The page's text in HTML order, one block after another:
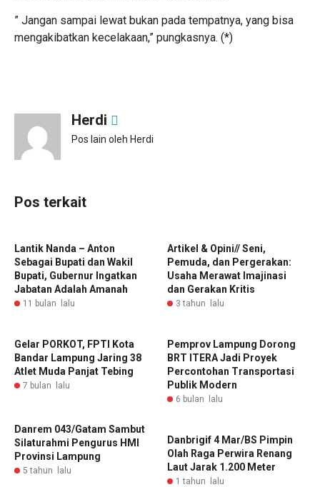
” Jangan sampai lewat bukan pada tempatnya, yang bisa
mengakibatkan kecelakaan,” pungkasnya. (*)
Herdi
Pos lain oleh Herdi
Pos terkait
‎Lantik Nanda – Anton
Sebagai Bupati dan Wakil
Bupati, Gubernur Ingatkan
Jabatan Adalah Amanah
11 bulan lalu
Artikel & Opini// Seni,
Pemuda, dan Pergerakan:
Usaha Merawat Imajinasi
dan Gerakan Kritis
3 tahun lalu
‎Gelar PORKOT, FPTI Kota
Bandar Lampung Jaring 38
Atlet Muda Panjat Tebing ‎
7 bulan lalu
Pemprov Lampung Dorong
BRT ITERA Jadi Proyek
Percontohan Transportasi
Publik Modern
6 bulan lalu
Danrem 043/Gatam Sambut
Silaturahmi Pengurus HMI
Provinsi Lampung
5 tahun lalu
Danbrigif 4 Mar/BS Pimpin
Olah Raga Perwira Renang
Laut Jarak 1.200 Meter
1 tahun lalu